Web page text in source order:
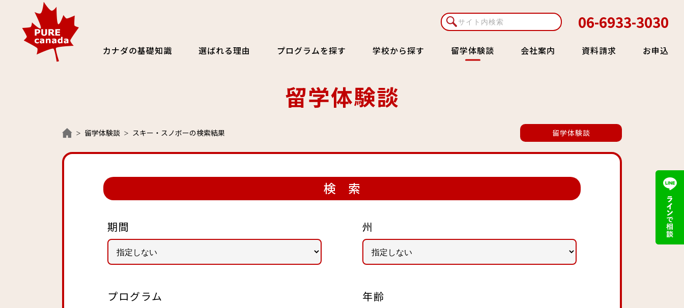
06-6933-3030
カナダの基礎知識 選ばれる理由 プログラムを探す
学校から探す
会社案内 資料請求 お申込
留学体験談
留学体験談 スキー・スノボーの検索結果 留学体験談
検 索
期間 州
プログラム 年齢